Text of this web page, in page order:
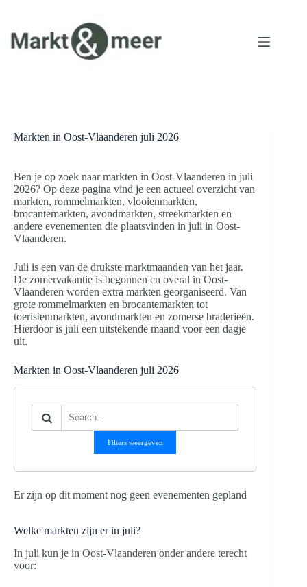
de
inhoud
Markten in Oost-Vlaanderen juli 2026
Ben je op zoek naar markten in Oost-Vlaanderen in juli
2026? Op deze pagina vind je een actueel overzicht van
markten, rommelmarkten, vlooienmarkten,
brocantemarkten, avondmarkten, streekmarkten en
andere evenementen die plaatsvinden in juli in Oost-
Vlaanderen.
Juli is een van de drukste marktmaanden van het jaar.
De zomervakantie is begonnen en overal in Oost-
Vlaanderen worden extra markten georganiseerd. Van
grote rommelmarkten en brocantemarkten tot
toeristenmarkten, avondmarkten en zomerse braderieën.
Hierdoor is juli een uitstekende maand voor een dagje
uit.
Markten in Oost-Vlaanderen juli 2026
Filters weergeven
Er zijn op dit moment nog geen evenementen gepland
Welke markten zijn er in juli?
In juli kun je in Oost-Vlaanderen onder andere terecht
voor: